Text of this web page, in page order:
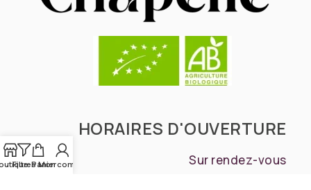
HORAIRES D'OUVERTURE
Sur rendez-vous
FiltresPanier
Mon compte